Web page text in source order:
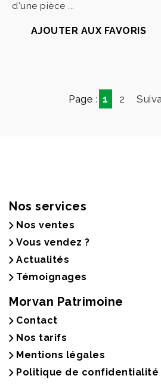
d'une pièce ...
AJOUTER AUX FAVORIS
Page : 1 2
Nos services
Nos ventes
Vous vendez ?
Actualités
Témoignages
Morvan Patrimoine
Contact
Nos tarifs
Mentions légales
Politique de confidentialité